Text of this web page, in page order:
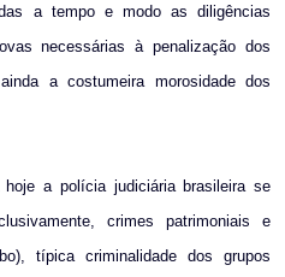
a tempo e modo as diligências
necessárias à penalização dos
a costumeira morosidade dos
a polícia judiciária brasileira se
crimes patrimoniais e
típica criminalidade dos grupos